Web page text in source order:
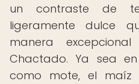
un contraste de
ligeramente dulce
manera
Chactado. Ya sea
como mote, el